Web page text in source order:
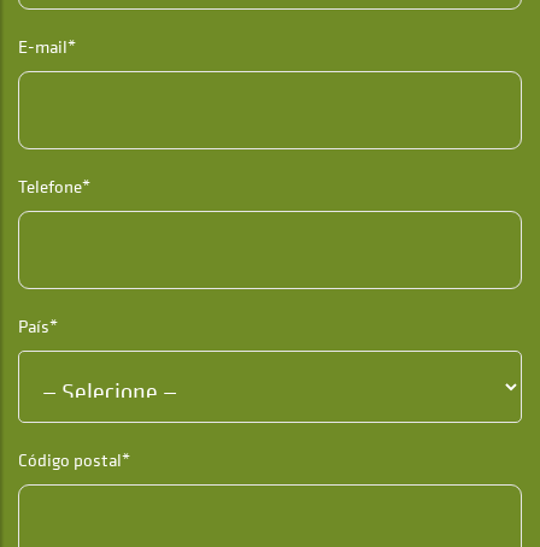
E-mail*
Telefone*
País*
Código postal*